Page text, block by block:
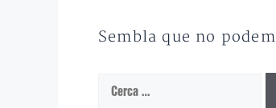
Sembla que no
Cerca: